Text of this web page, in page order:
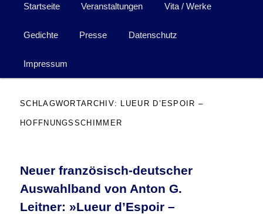
Startseite Veranstaltungen Vita / Werke
Gedichte Presse Datenschutz
Impressum
SCHLAGWORTARCHIV: LUEUR D’ESPOIR –
HOFFNUNGSSCHIMMER
Neuer französisch-deutscher
Auswahlband von Anton G.
Leitner: »Lueur d’Espoir –